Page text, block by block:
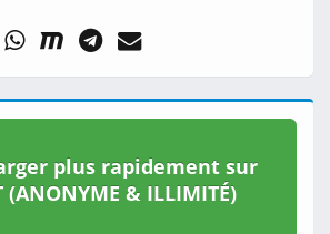
plus rapidement sur
(ANONYME & ILLIMITÉ)